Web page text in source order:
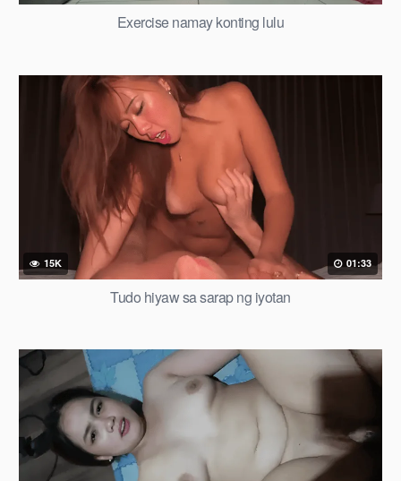
Exercise namay konting lulu
15K 01:33
Tudo hiyaw sa sarap ng iyotan